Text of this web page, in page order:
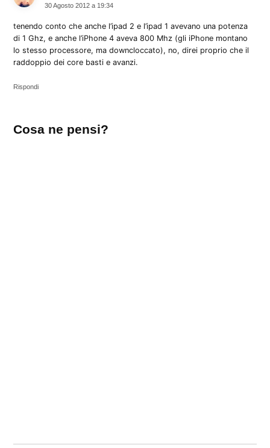
30 Agosto 2012 a 19:34
tenendo conto che anche l’ipad 2 e l’ipad 1 avevano una potenza
di 1 Ghz, e anche l’iPhone 4 aveva 800 Mhz (gli iPhone montano
lo stesso processore, ma downcloccato), no, direi proprio che il
raddoppio dei core basti e avanzi.
Rispondi
un
Cosa ne pensi?